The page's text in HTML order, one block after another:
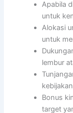
Apabila
untuk
Alokasi
untuk
lembur
Bonus
target